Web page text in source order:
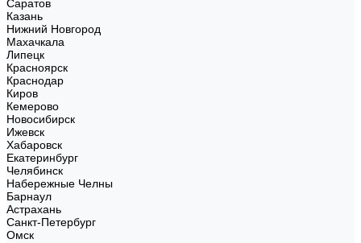
Саратов
Казань
Нижний Новгород
Махачкала
Липецк
Красноярск
Краснодар
Киров
Кемерово
Новосибирск
Ижевск
Хабаровск
Екатеринбург
Челябинск
Набережные Челны
Барнаул
Астрахань
Санкт-Петербург
Омск